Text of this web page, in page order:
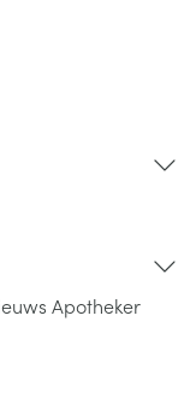
Apotheker